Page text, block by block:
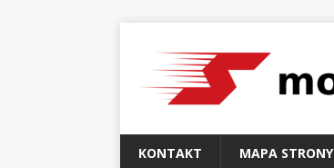
KONTAKT MAPA STRONY